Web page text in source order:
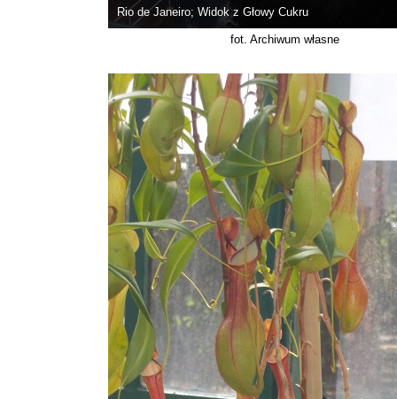
Rio de Janeiro; Widok z Głowy Cukru
fot. Archiwum własne